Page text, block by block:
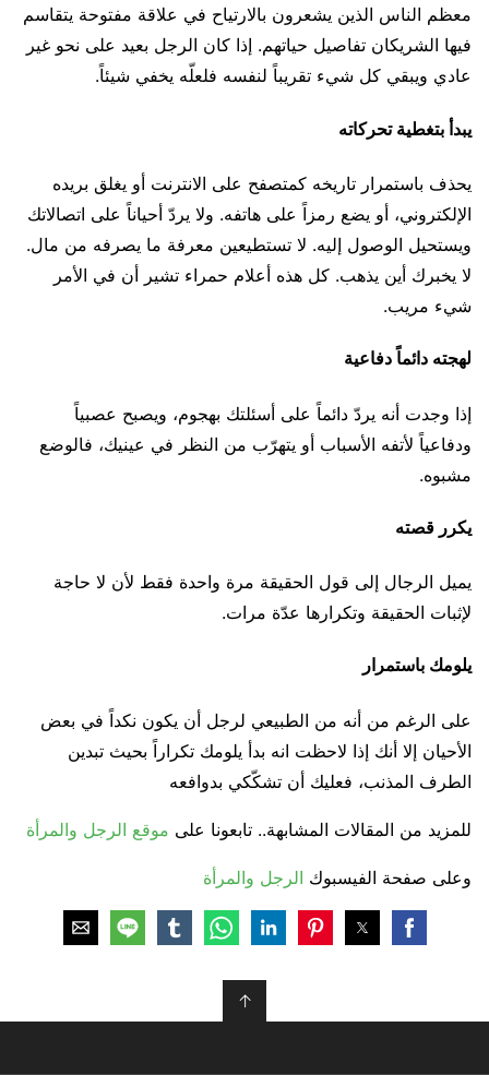
معظم الناس الذين يشعرون بالارتياح في علاقة مفتوحة يتقاسم
فيها الشريكان تفاصيل حياتهم. إذا كان الرجل بعيد على نحو غير
عادي ويبقي كل شيء تقريباً لنفسه فلعلّه يخفي شيئاً.
يبدأ بتغطية تحركاته
يحذف باستمرار تاريخه كمتصفح على الانترنت أو يغلق بريده
الإلكتروني، أو يضع رمزاً على هاتفه. ولا يردّ أحياناً على اتصالاتك
ويستحيل الوصول إليه. لا تستطيعين معرفة ما يصرفه من مال.
لا يخبرك أين يذهب. كل هذه أعلام حمراء تشير أن في الأمر
شيء مريب.
لهجته دائماً دفاعية
إذا وجدت أنه يردّ دائماً على أسئلتك بهجوم، ويصبح عصبياً
ودفاعياً لأتفه الأسباب أو يتهرّب من النظر في عينيك، فالوضع
مشبوه.
يكرر قصته
يميل الرجال إلى قول الحقيقة مرة واحدة فقط لأن لا حاجة
لإثبات الحقيقة وتكرارها عدّة مرات.
يلومك باستمرار
على الرغم من أنه من الطبيعي لرجل أن يكون نكداً في بعض
الأحيان إلا أنك إذا لاحظت انه بدأ يلومك تكراراً بحيث تبدين
الطرف المذنب، فعليك أن تشكّكي بدوافعه
للمزيد من المقالات المشابهة.. تابعونا على موقع الرجل والمرأة
وعلى صفحة الفيسبوك الرجل والمرأة
↑